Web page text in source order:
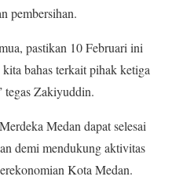
pembersihan.
pastikan 10 Februari ini
bahas terkait pihak ketiga
tegas Zakiyuddin.
Medan dapat selesai
demi mendukung aktivitas
Kota Medan.